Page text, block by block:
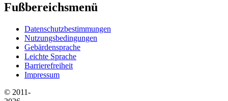
Fußbereichsmenü
Datenschutzbestimmungen
Nutzungsbedingungen
Gebärdensprache
Leichte Sprache
Barrierefreiheit
Impressum
© 2011-